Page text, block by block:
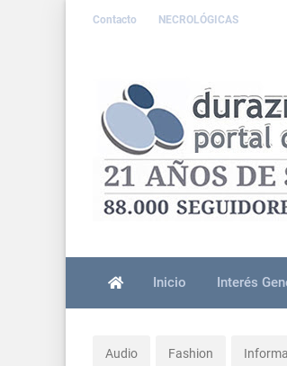
Contacto NECROLÓGICAS
Inicio Interés
Audio Fashion